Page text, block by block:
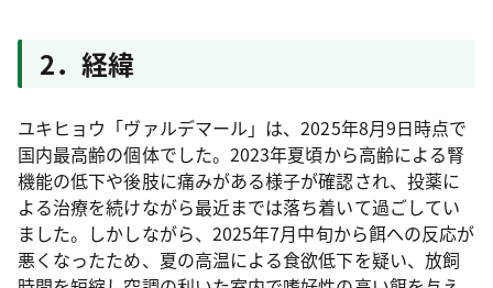
2．経緯
ユキヒョウ「ヴァルデマール」は、2025年8月9日時点で
国内最高齢の個体でした。2023年夏頃から高齢による腎
機能の低下や後肢に痛みがある様子が確認され、投薬に
よる治療を続けながら最近までは落ち着いて過ごしてい
ました。しかしながら、2025年7月中旬から餌への反応が
悪くなったため、夏の高温による食欲低下を疑い、放飼